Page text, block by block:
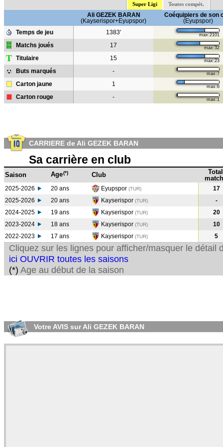
Super Ligi Toutes compét.
Ali GEZEK BARAN
(Kayserispor+Eyupspor)
Coéquipiers de son
(Eyupspor)
Temps de jeu
1383' max:2101
Matchs joués 17 max:32
T Titulaire 15 max:23
Buts marqués - max:7
Carton jaune 1 max:6
Carton rouge - max:1
CARRIERE de Ali GEZEK BARAN
Sa carrière en club
Saison Age(*) Club
Total
2025-2026 20 ans Eyupspor (TUR)
17
2025-2026
20 ans Kayserispor (TUR)
-
2024-2025
19 ans Kayserispor (TUR)
20
2023-2024
18 ans Kayserispor (TUR)
10
2022-2023
17 ans Kayserispor (TUR) 5
Cliquez sur les lignes pour afficher/masquer le détail
ici OUVRIR toutes les saisons
(*) Age au début de la saison
Votre AVIS sur Ali GEZEK BARAN